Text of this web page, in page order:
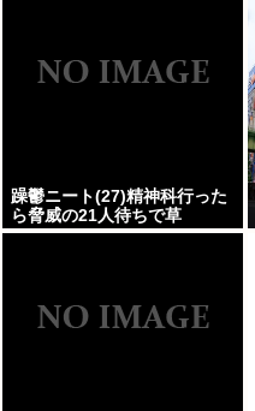
躁鬱ニート(27)精神科行った
ら脅威の21人待ちで草